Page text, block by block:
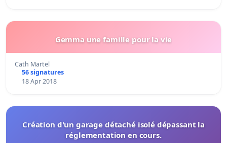
Gemma une famille pour la vie
Cath Martel
56 signatures
18 Apr 2018
Création d'un garage détaché isolé dépassant la
réglementation en cours.